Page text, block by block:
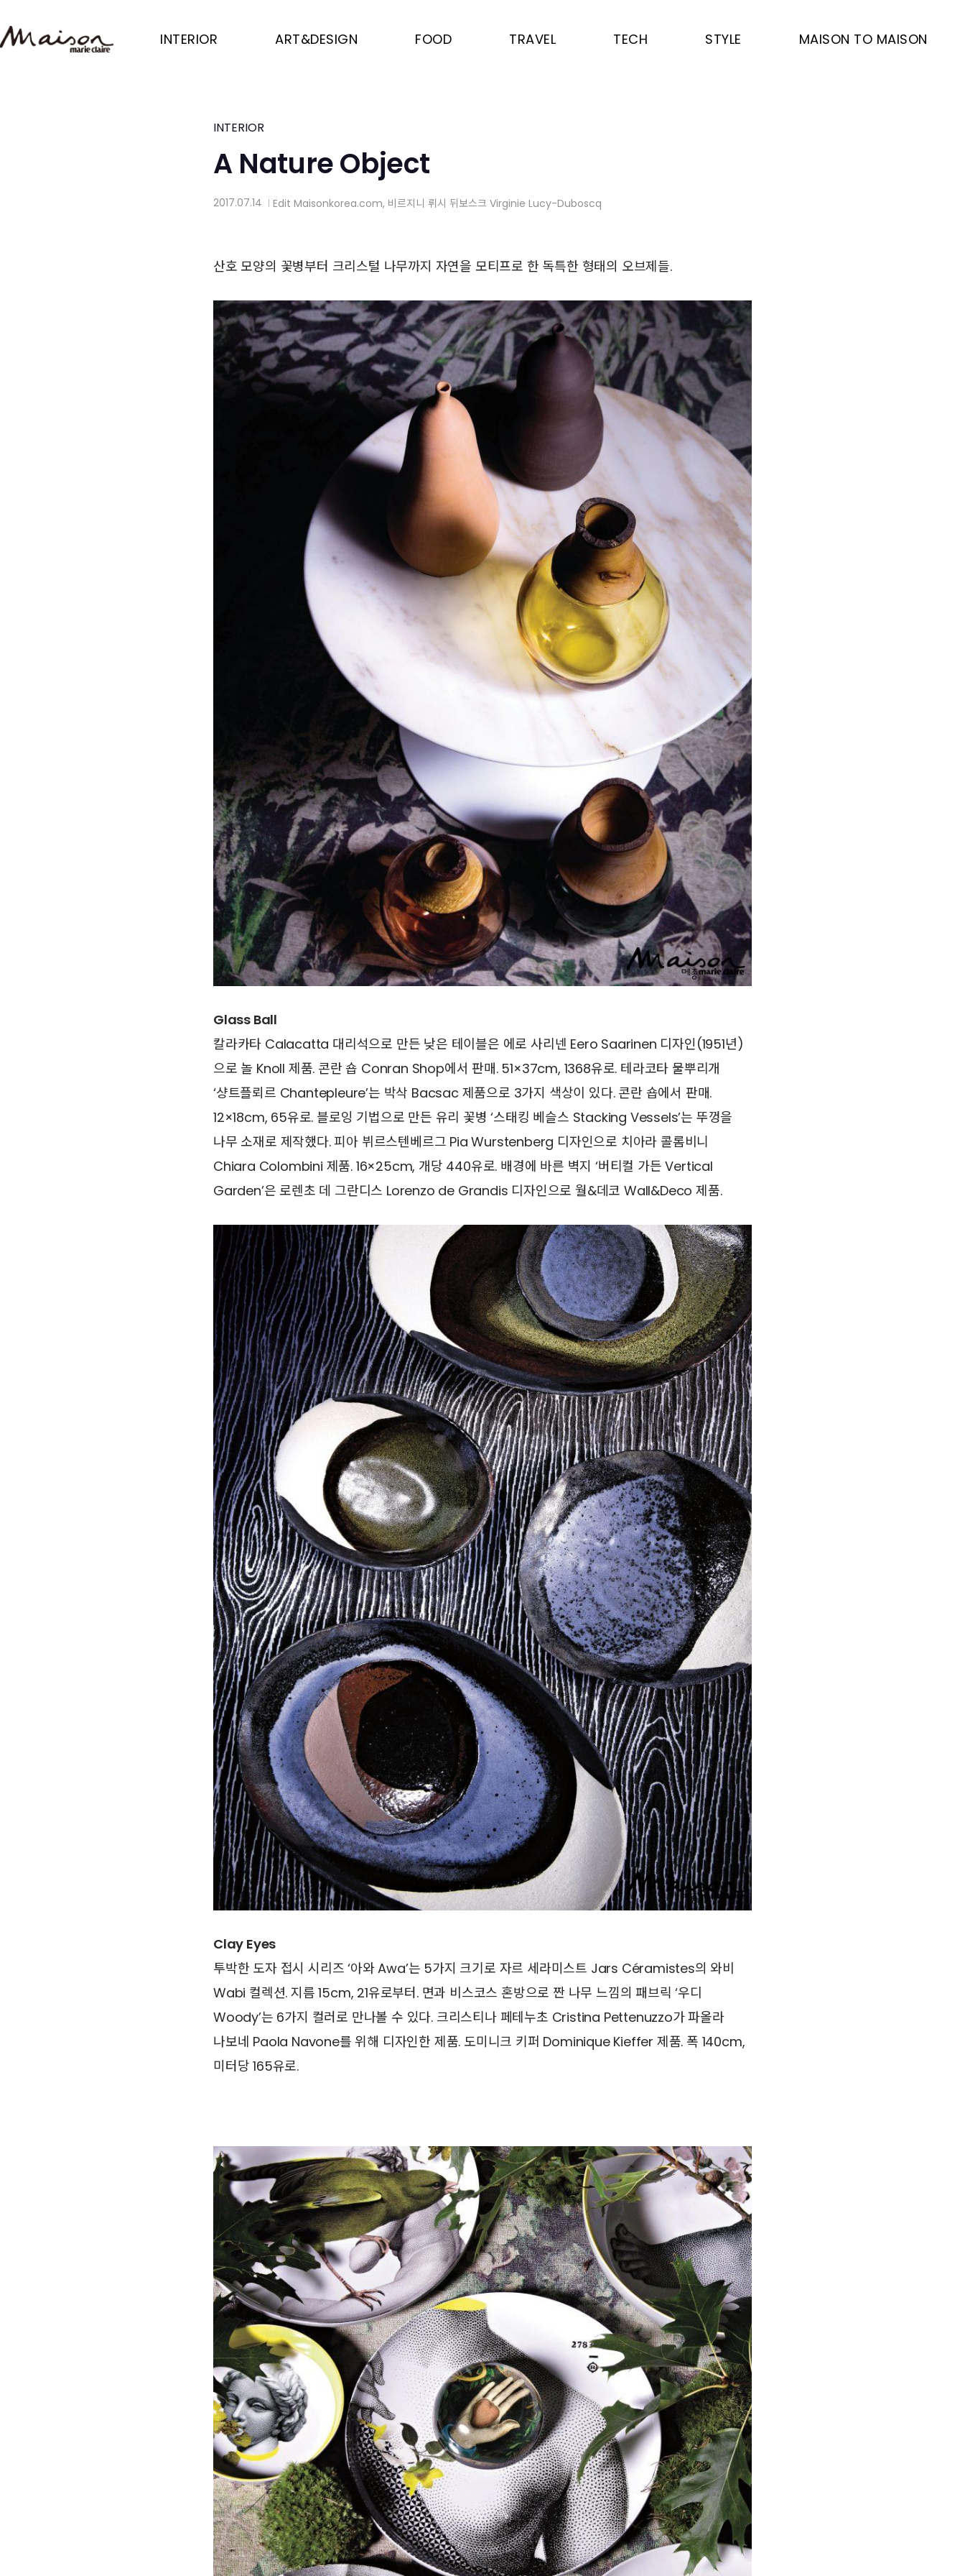
to
main
INTERIOR ART&DESIGN FOOD TRAVEL TECH STYLE MAISON TO MAISON
INTERIOR
A Nature Object
2017.07.14 Edit Maisonkorea.com, 비르지니 뤼시 뒤보스크 Virginie Lucy-Duboscq
산호 모양의 꽃병부터 크리스털 나무까지 자연을 모티프로 한 독특한 형태의 오브제들.
Glass Ball
칼라카타 Calacatta 대리석으로 만든 낮은 테이블은 에로 사리넨 Eero Saarinen 디자인(1951년)
으로 놀 Knoll 제품. 콘란 숍 Conran Shop에서 판매. 51×37cm, 1368유로. 테라코타 물뿌리개
‘샹트플뢰르 Chantepleure’는 박삭 Bacsac 제품으로 3가지 색상이 있다. 콘란 숍에서 판매.
12×18cm, 65유로. 블로잉 기법으로 만든 유리 꽃병 ‘스태킹 베슬스 Stacking Vessels’는 뚜껑을
나무 소재로 제작했다. 피아 뷔르스텐베르그 Pia Wurstenberg 디자인으로 치아라 콜롬비니
Chiara Colombini 제품. 16×25cm, 개당 440유로. 배경에 바른 벽지 ‘버티컬 가든 Vertical
Garden’은 로렌초 데 그란디스 Lorenzo de Grandis 디자인으로 월&데코 Wall&Deco 제품.
Clay Eyes
투박한 도자 접시 시리즈 ‘아와 Awa’는 5가지 크기로 자르 세라미스트 Jars Céramistes의 와비
Wabi 컬렉션. 지름 15cm, 21유로부터. 면과 비스코스 혼방으로 짠 나무 느낌의 패브릭 ‘우디
Woody’는 6가지 컬러로 만나볼 수 있다. 크리스티나 페테누초 Cristina Pettenuzzo가 파올라
나보네 Paola Navone를 위해 디자인한 제품. 도미니크 키퍼 Dominique Kieffer 제품. 폭 140cm,
미터당 165유로.